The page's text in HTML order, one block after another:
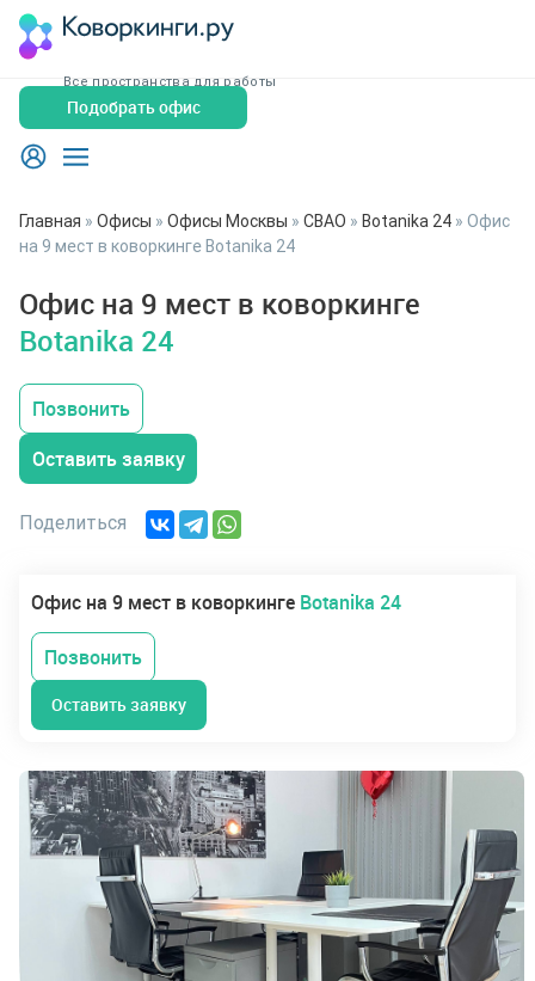
Все пространства для работы
Подобрать офис
Главная » Офисы » Офисы Москвы » СВАО » Botanika 24 » Офис
на 9 мест в коворкинге Botanika 24
Офис на 9 мест в коворкинге
Botanika 24
Поделиться
Позвонить
Оставить заявку
Офис на 9 мест в коворкинге Botanika 24
Позвонить
Оставить заявку